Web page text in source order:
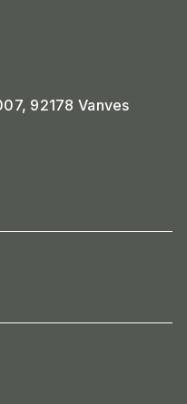
92178 Vanves